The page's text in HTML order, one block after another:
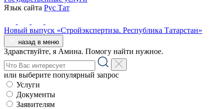
Язык сайта Рус Тат
Новый выпуск «Стройэкспертиза. Республика Татарстан»
назад в меню
Здравствуйте, я Амина. Помогу найти нужное.
или выберите популярный запрос
Услуги
Документы
Заявителям